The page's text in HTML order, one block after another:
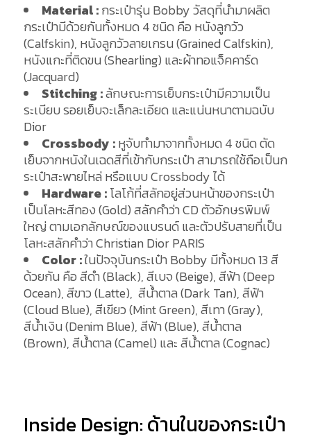
Material :กระเป๋ารุ่น Bobby วัสดุที่นำมาผลิต
กระเป๋ามีด้วยกันทั้งหมด 4 ชนิด คือ หนังลูกวัว
(Calfskin), หนังลูกวัวลายเกรน (Grained Calfskin),
หนังแกะที่ติดขน (Shearling) และผ้าทอแจ็คคาร์ด
(Jacquard)
Stitching :ลักษณะการเย็บกระเป๋ามีความเป็น
ระเบียบ รอยเย็บจะเล็กละเอียด และแน่นหนาตามฉบับ
Dior
Crossbody :หูจับทำมาจากทั้งหมด 4 ชนิด ตัด
เย็บจากหนังในเฉดสีที่เข้ากับกระเป๋า สามารถใช้ถือเป็นก
ระเป๋าสะพายไหล่ หรือแบบ Crossbody ได้
Hardware :โลโก้ที่สลักอยู่ส่วนหน้าของกระเป๋า
เป็นโลหะสีทอง (Gold) สลักคำว่า CD ตัวอักษรพิมพ์
ใหญ่ ตามเอกลักษณ์ของแบรนด์ และตัวปรับสายที่เป็น
โลหะสลักคำว่า Christian Dior PARIS
Color :ในปัจจุบันกระเป๋า Bobby มีทั้งหมด 13 สี
ด้วยกัน คือ สีดำ (Black), สีเบจ (Beige), สีฟ้า (Deep
Ocean), สีขาว (Latte), สีน้ำตาล (Dark Tan), สีฟ้า
(Cloud Blue), สีเขียว (Mint Green), สีเทา (Gray),
สีน้ำเงิน (Denim Blue), สีฟ้า (Blue), สีน้ำตาล
(Brown), สีน้ำตาล (Camel) และ สีน้ำตาล (Cognac)
Inside Design: ด้านในของกระเป๋า